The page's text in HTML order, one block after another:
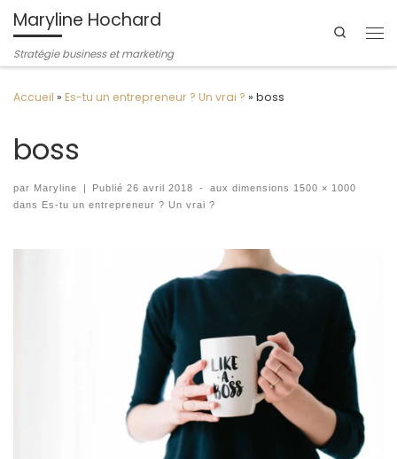
Passer au contenu
Maryline Hochard
Stratégie business et marketing
Search
Accueil » Es-tu un entrepreneur ? Un vrai ? » boss
boss
par Maryline Publié26 avril 2018 - aux dimensions 1500 × 1000
dans
Es-tu un entrepreneur ? Un vrai ?
Navigation des images